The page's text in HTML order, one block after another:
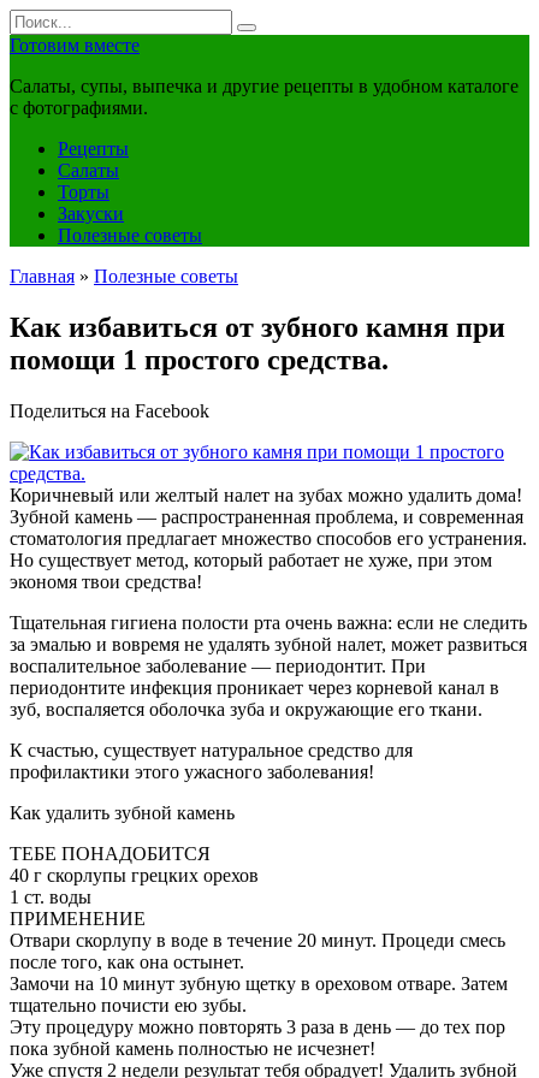
Перейти
к
Search
for:
Готовим вместе
Салаты, супы, выпечка и другие рецепты в удобном каталоге
с фотографиями.
Рецепты
Салаты
Торты
Закуски
Полезные советы
Главная » Полезные советы
Как избавиться от зубного камня при
помощи 1 простого средства.
Поделиться на Facebook
Коричневый или желтый налет на зубах можно удалить дома!
Зубной камень — распространенная проблема, и современная
стоматология предлагает множество способов его устранения.
Но существует метод, который работает не хуже, при этом
экономя твои средства!
Тщательная гигиена полости рта очень важна: если не следить
за эмалью и вовремя не удалять зубной налет, может развиться
воспалительное заболевание — периодонтит. При
периодонтите инфекция проникает через корневой канал в
зуб, воспаляется оболочка зуба и окружающие его ткани.
К счастью, существует натуральное средство для
профилактики этого ужасного заболевания!
Как удалить зубной камень
ТЕБЕ ПОНАДОБИТСЯ
40 г скорлупы грецких орехов
1 ст. воды
ПРИМЕНЕНИЕ
Отвари скорлупу в воде в течение 20 минут. Процеди смесь
после того, как она остынет.
Замочи на 10 минут зубную щетку в ореховом отваре. Затем
тщательно почисти ею зубы.
Эту процедуру можно повторять 3 раза в день — до тех пор
пока зубной камень полностью не исчезнет!
Уже спустя 2 недели результат тебя обрадует! Удалить зубной